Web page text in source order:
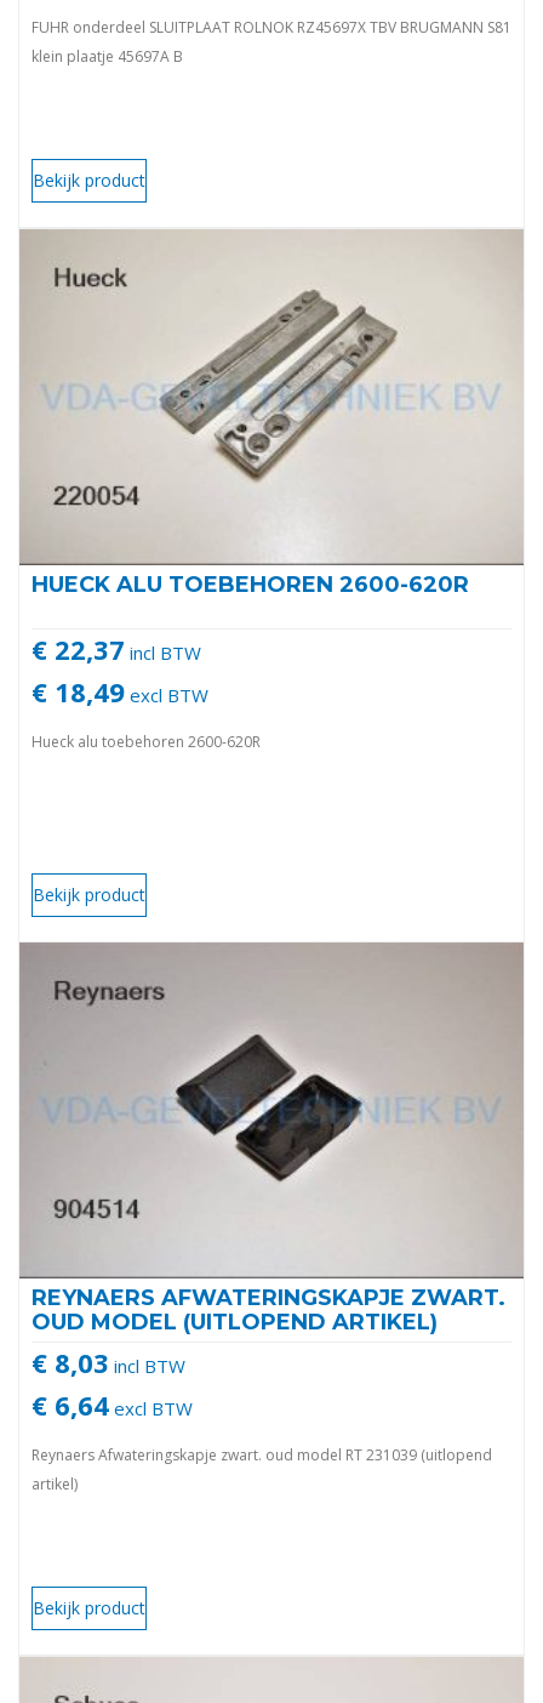
FUHR onderdeel SLUITPLAAT ROLNOK RZ45697X TBV BRUGMANN S81
klein plaatje 45697A B
Bekijk product
HUECK ALU TOEBEHOREN 2600-620R
€ 22,37 incl BTW
€ 18,49 excl BTW
Hueck alu toebehoren 2600-620R
Bekijk product
REYNAERS AFWATERINGSKAPJE ZWART.
OUD MODEL (UITLOPEND ARTIKEL)
€ 8,03 incl BTW
€ 6,64 excl BTW
Reynaers Afwateringskapje zwart. oud model RT 231039 (uitlopend
artikel)
Bekijk product